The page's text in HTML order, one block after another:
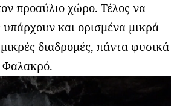
προαύλιο χώρο. Τέλος να
και ορισμένα μικρά
διαδρομές, πάντα φυσικά
Φαλακρό.